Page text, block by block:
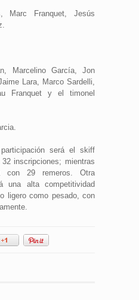
Marc Franquet, Jesús
Marcelino García, Jon
Lara, Marco Sardelli,
Franquet y el timonel
será el skiff
inscripciones; mientras
con 29 remeros. Otra
una alta competitividad
ligero como pesado, con